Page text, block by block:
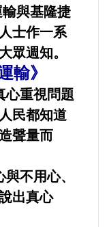
與基隆捷
士作一系
眾週知。
輸》
心重視問題
民都知道
聲量而
不用心、
出真心